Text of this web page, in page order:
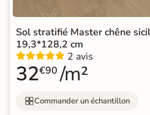
Sol stratifié Master chêne
19,3*128,2 cm
2 avis
32€90 /m²
Commander un échantillon